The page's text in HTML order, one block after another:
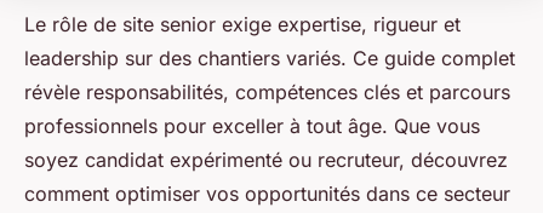
Le rôle de site senior exige expertise, rigueur et
leadership sur des chantiers variés. Ce guide complet
révèle responsabilités, compétences clés et parcours
professionnels pour exceller à tout âge. Que vous
soyez candidat expérimenté ou recruteur, découvrez
comment optimiser vos opportunités dans ce secteur